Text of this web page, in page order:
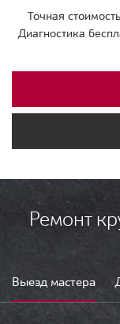
Точная
Диагностика
Ремонт
Выезд мастера